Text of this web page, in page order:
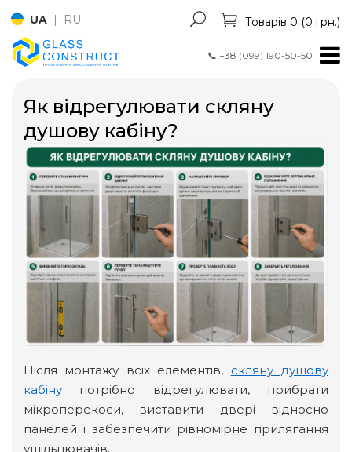
📞 +38 (099) 190-50-50
UA | RU Товарів 0 (0 грн.)
Як відрегулювати скляну
душову кабіну?
Після монтажу всіх елементів, скляну душову
кабіну потрібно відрегулювати, прибрати
мікроперекоси, виставити двері відносно
панелей і забезпечити рівномірне прилягання
ущільнювачів.